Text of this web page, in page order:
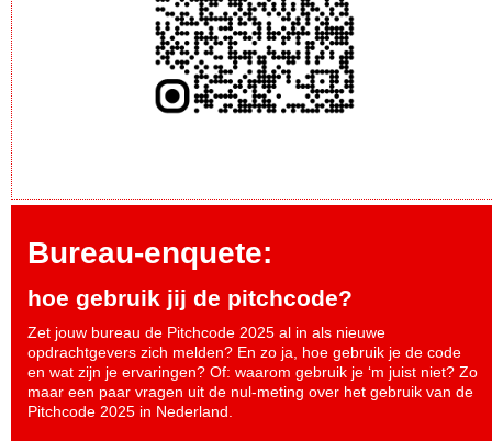
Bureau-enquete:
hoe gebruik jij de pitchcode?
Zet jouw bureau de Pitchcode 2025 al in als nieuwe
opdrachtgevers zich melden? En zo ja, hoe gebruik je de code
en wat zijn je ervaringen? Of: waarom gebruik je ‘m juist niet? Zo
maar een paar vragen uit de nul-meting over het gebruik van de
Pitchcode 2025 in Nederland.